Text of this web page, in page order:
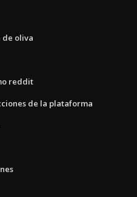
de oliva
reddit
de la plataforma